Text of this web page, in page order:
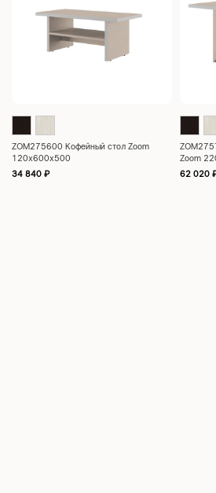
ZOM275600 Кофейный стол Zoom
120x600x500
34 840 ₽
Zoom
62 020